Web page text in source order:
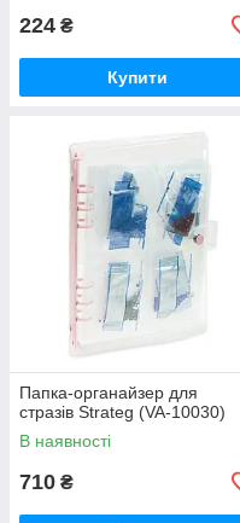
224 ₴
Купити
Папка-органайзер для
стразів Strateg (VA-10030)
В наявності
710 ₴